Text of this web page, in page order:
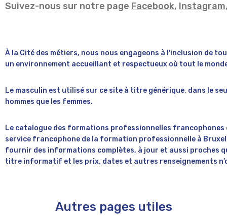
Suivez-nous sur notre page Facebook, Instagram
À la Cité des métiers, nous nous engageons à l'inclusion de
un environnement accueillant et respectueux où tout le
Le masculin est utilisé sur ce site à titre générique, dans le
hommes que les femmes.
Le catalogue des formations professionnelles
service francophone de la formation professionnelle à
fournir des informations complètes, à jour et aussi proches
titre informatif et les prix, dates et autres renseignements
Autres pages utiles